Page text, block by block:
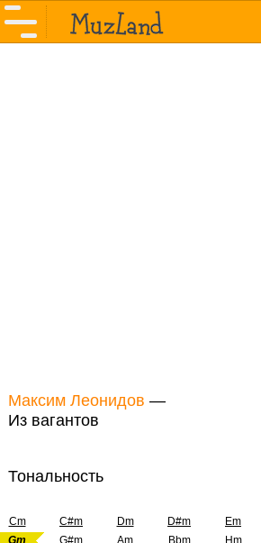
Максим Леонидов —
Из вагантов
Тональность
Cm C#m Dm D#m Em
Gm
G#m Am Bbm Hm